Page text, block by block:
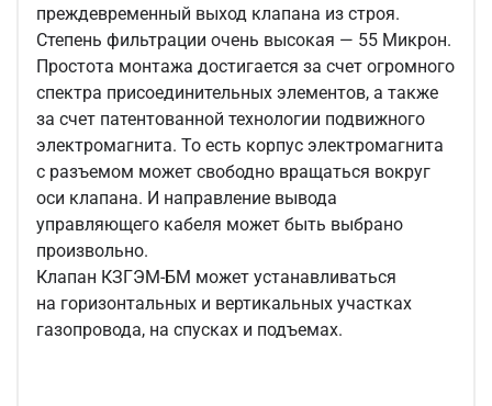
преждевременный выход клапана из строя.
Степень фильтрации очень высокая — 55 Микрон.
Простота монтажа достигается за счет огромного
спектра присоединительных элементов, а также
за счет патентованной технологии подвижного
электромагнита. То есть корпус электромагнита
с разъемом может свободно вращаться вокруг
оси клапана. И направление вывода
управляющего кабеля может быть выбрано
произвольно.
Клапан КЗГЭМ-БМ может устанавливаться
на горизонтальных и вертикальных участках
газопровода, на спусках и подъемах.